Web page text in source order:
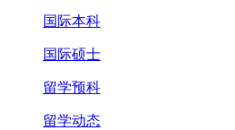
国际本科
国际硕士
留学预科
留学动态